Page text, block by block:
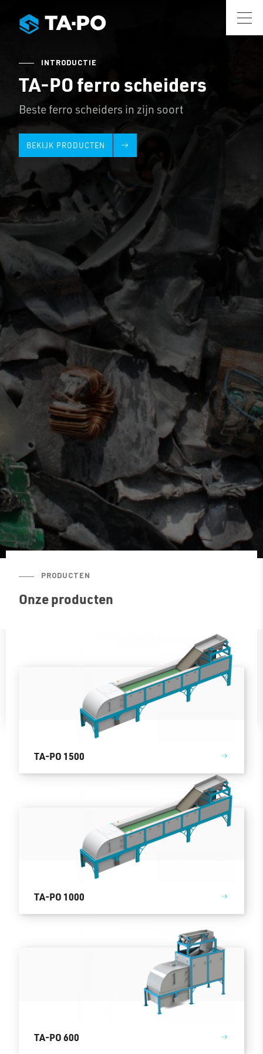
INTRODUCTIE
TA-PO ferro scheiders
Beste ferro scheiders in zijn soort
BEKIJK PRODUCTEN
PRODUCTEN
Onze producten
TA-PO 1500
TA-PO 1000
TA-PO 600